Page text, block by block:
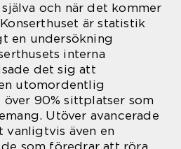
och när det kommer
är statistik
en undersökning
interna
det sig att
utomordentlig
90% sittplatser som
Utöver avancerade
även en